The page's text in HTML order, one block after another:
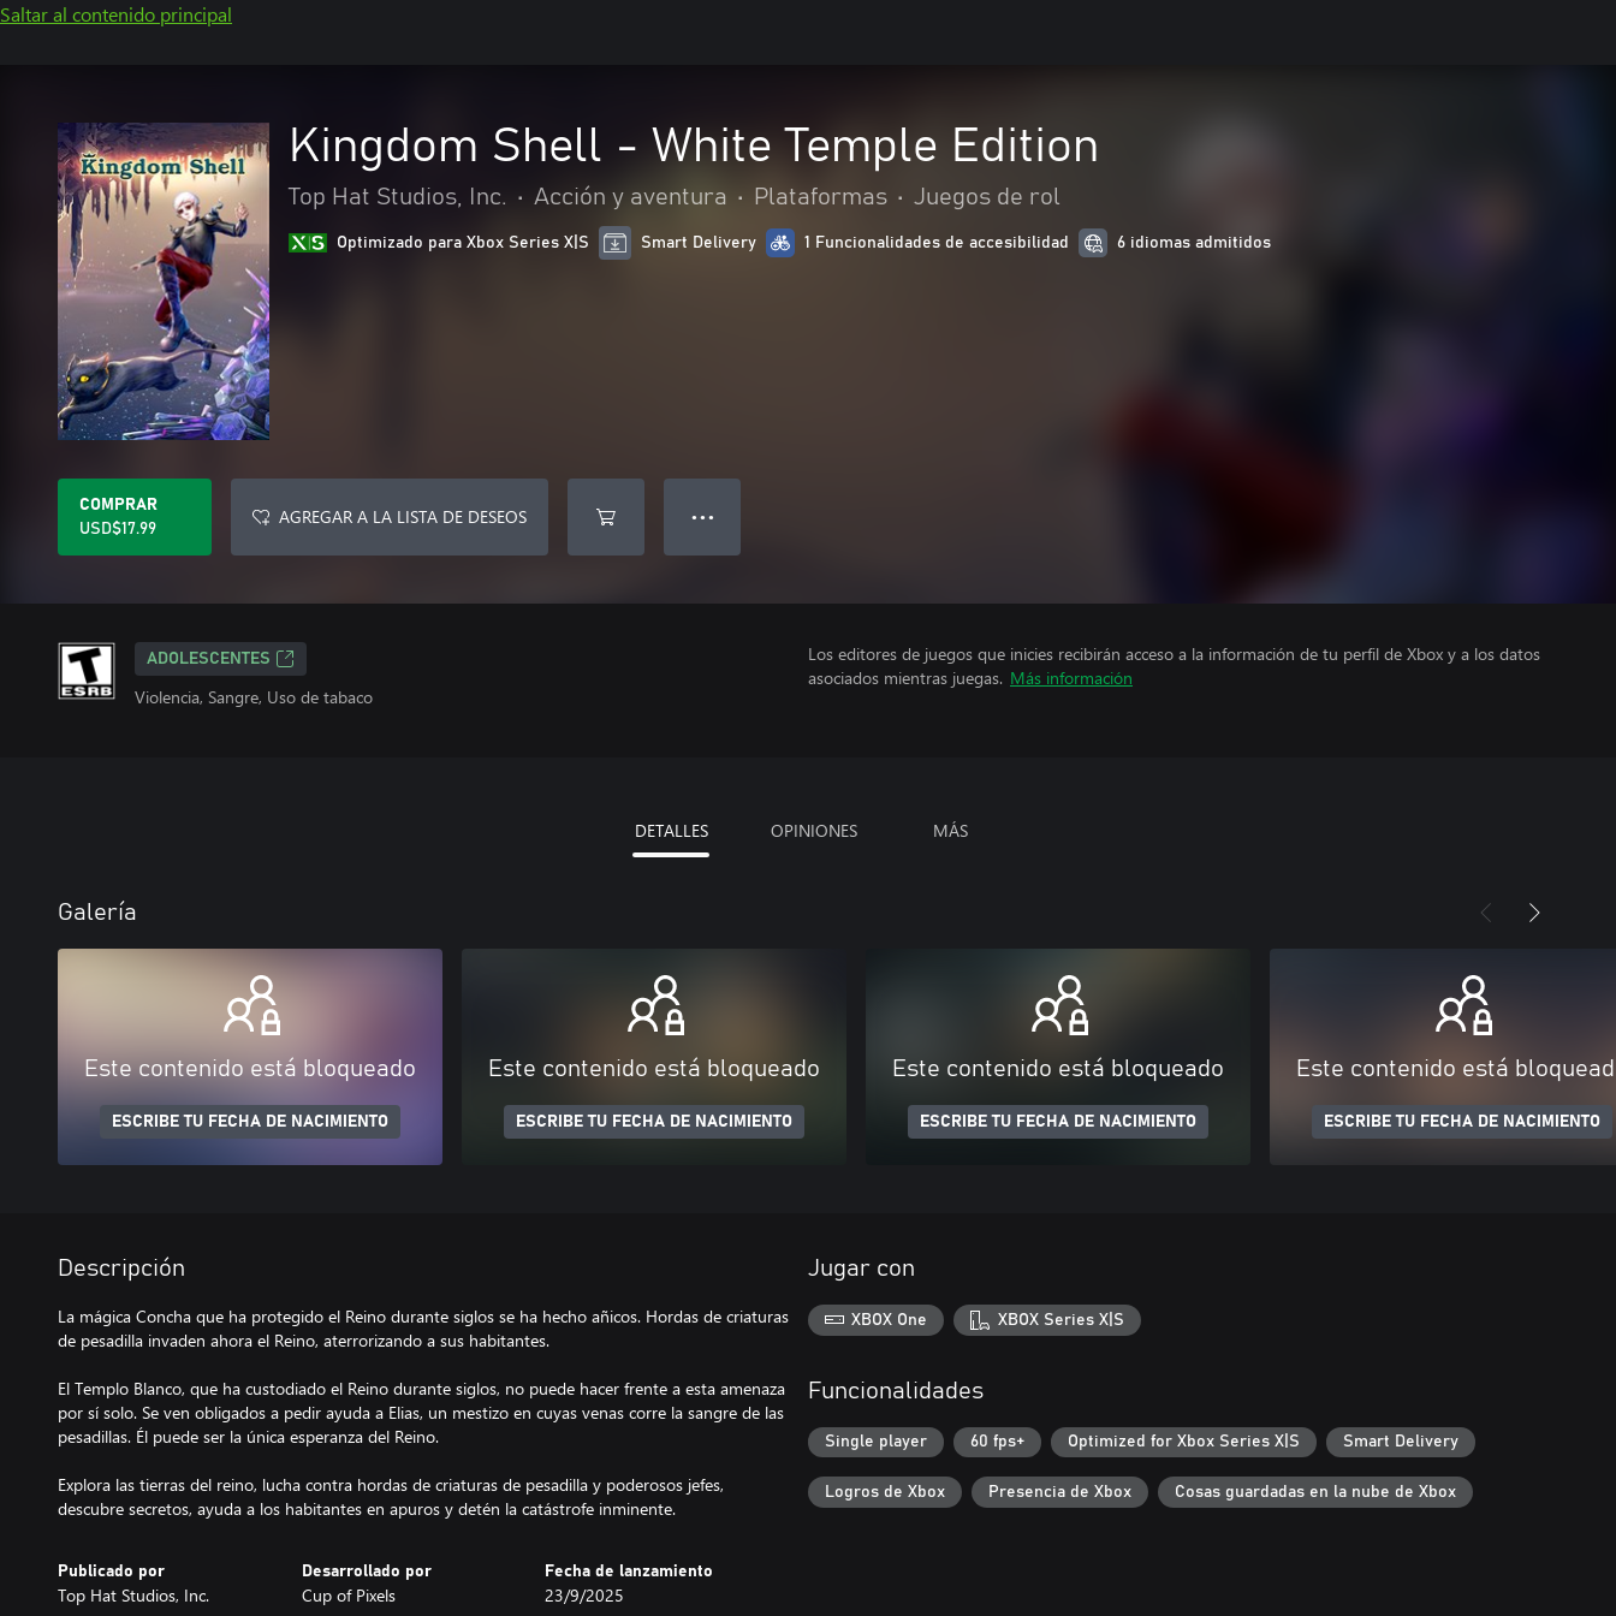
Saltar al contenido principal
Kingdom Shell - White Temple Edition
Top Hat Studios, Inc. • Acción y aventura • Plataformas • Juegos de rol
Optimizado para Xbox Series X|S Smart Delivery 1 Funcionalidades de accesibilidad 6 idiomas admitidos
COMPRAR
USD$17.99
AGREGAR A LA LISTA DE DESEOS ● ● ●
ADOLESCENTES
Violencia, Sangre, Uso de tabaco
Los editores de juegos que inicies recibirán acceso a la información de tu perfil de Xbox y a los datos
asociados mientras juegas. Más información
DETALLES OPINIONES MÁS
Galería
Este contenido está bloqueado
ESCRIBE TU FECHA DE NACIMIENTO
Este contenido está bloqueado
ESCRIBE TU FECHA DE NACIMIENTO
Este contenido está bloqueado
ESCRIBE TU FECHA DE NACIMIENTO
Este contenido está
ESCRIBE TU FECHA DE NACIMIENTO
Descripción
La mágica Concha que ha protegido el Reino durante siglos se ha hecho añicos. Hordas de criaturas
de pesadilla invaden ahora el Reino, aterrorizando a sus habitantes.
El Templo Blanco, que ha custodiado el Reino durante siglos, no puede hacer frente a esta amenaza
por sí solo. Se ven obligados a pedir ayuda a Elias, un mestizo en cuyas venas corre la sangre de las
pesadillas. Él puede ser la única esperanza del Reino.
Explora las tierras del reino, lucha contra hordas de criaturas de pesadilla y poderosos jefes,
descubre secretos, ayuda a los habitantes en apuros y detén la catástrofe inminente.
Publicado por
Top Hat Studios, Inc.
Desarrollado por
Cup of Pixels
Fecha de lanzamiento
23/9/2025
Jugar con
XBOX One XBOX Series X|S
Funcionalidades
Single player 60 fps+ Optimized for Xbox Series X|S Smart Delivery
Logros de Xbox Presencia de Xbox Cosas guardadas en la nube de Xbox